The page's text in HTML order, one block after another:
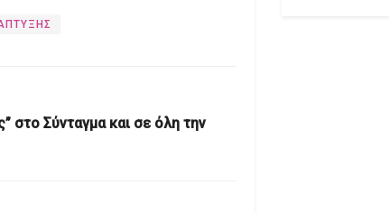
στο Σύνταγμα και σε όλη την